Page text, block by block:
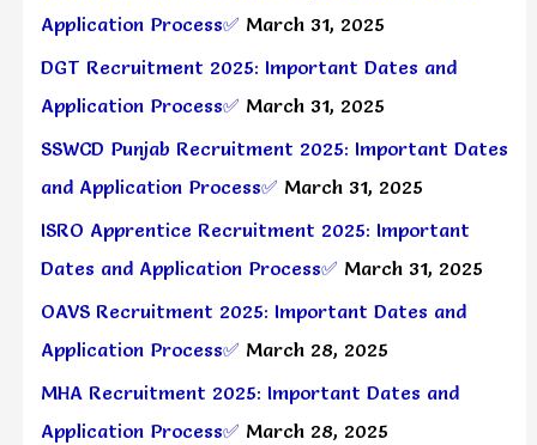
Application Process✅ March 31, 2025
DGT Recruitment 2025: Important Dates and
Application Process✅ March 31, 2025
SSWCD Punjab Recruitment 2025: Important Dates
and Application Process✅ March 31, 2025
ISRO Apprentice Recruitment 2025: Important
Dates and Application Process✅ March 31, 2025
OAVS Recruitment 2025: Important Dates and
Application Process✅ March 28, 2025
MHA Recruitment 2025: Important Dates and
Application Process✅ March 28, 2025